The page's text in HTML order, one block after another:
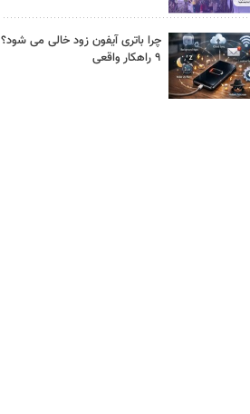
چرا باتری آیفون زود خالی می شود؟
۹ راهکار واقعی